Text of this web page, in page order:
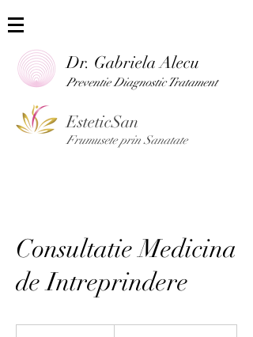
Dr. Gabriela Alecu
Preventie Diagnostic Tratament
EsteticSan
Frumusete prin Sanatate
Consultatie Medicina
de Intreprindere